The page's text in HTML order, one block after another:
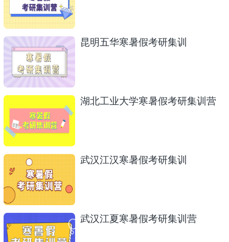
昆明五华寒暑假考研集训
湖北工业大学寒暑假考研集训营
武汉江汉寒暑假考研集训
武汉江夏寒暑假考研集训营